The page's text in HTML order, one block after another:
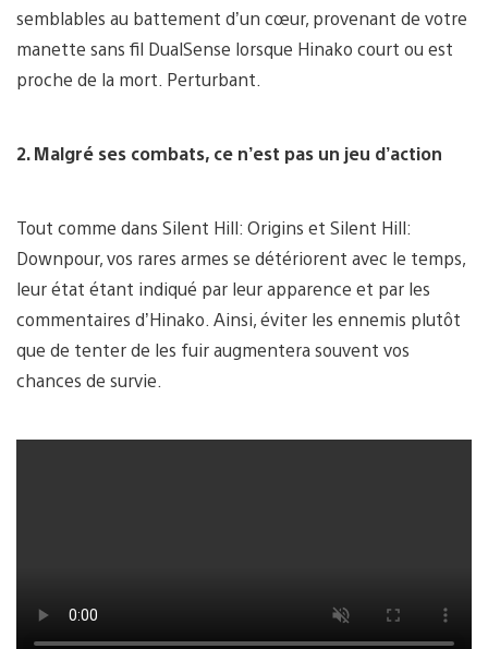
semblables au battement d’un cœur, provenant de votre
manette sans fil DualSense lorsque Hinako court ou est
proche de la mort. Perturbant.
2. Malgré ses combats, ce n’est pas un jeu d’action
Tout comme dans Silent Hill: Origins et Silent Hill:
Downpour, vos rares armes se détériorent avec le temps,
leur état étant indiqué par leur apparence et par les
commentaires d’Hinako. Ainsi, éviter les ennemis plutôt
que de tenter de les fuir augmentera souvent vos
chances de survie.